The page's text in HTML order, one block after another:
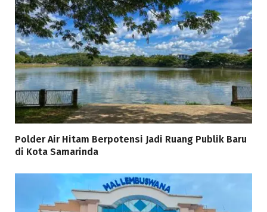
Polder Air Hitam Berpotensi Jadi Ruang Publik Baru
di Kota Samarinda